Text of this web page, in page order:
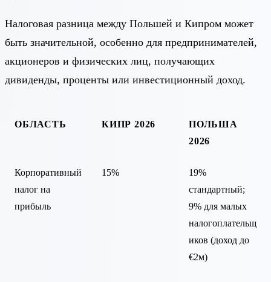
Налоговая разница между Польшей и Кипром может
быть значительной, особенно для предпринимателей,
акционеров и физических лиц, получающих
дивиденды, проценты или инвестиционный доход.
ОБЛАСТЬ КИПР 2026
ПОЛЬША
2026
Корпоративный
налог на
прибыль
15%
19%
стандартный;
9% для малых
налогоплательщ
иков (доход до
€2м)